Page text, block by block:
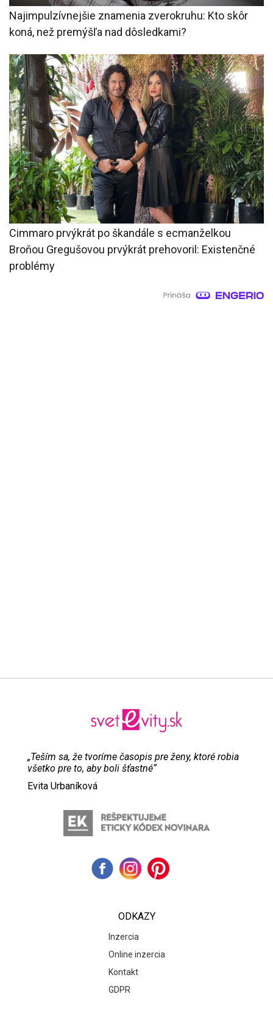
Najimpulzívnejšie znamenia zverokruhu: Kto skôr
koná, než premýšľa nad dôsledkami?
Cimmaro prvýkrát po škandále s ecmanželkou
Broňou Gregušovou prvýkrát prehovoril: Existenčné
problémy
„Teším sa, že tvoríme časopis pre ženy, ktoré robia
všetko pre to, aby boli šťastné“
Evita Urbaníková
ODKAZY
Inzercia
Online inzercia
Kontakt
GDPR